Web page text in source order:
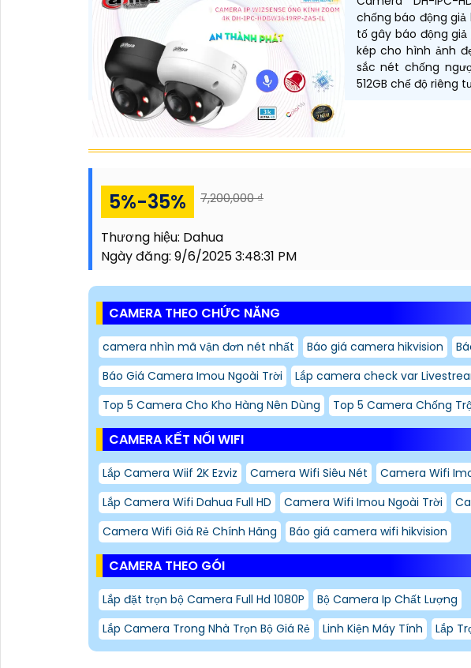
chống báo động
tố gây báo động giả
kép cho hình ảnh
sắc nét chống
512GB chế độ riêng
5%-35% 7,200,000 ₫
Thương hiệu: Dahua
Ngày đăng: 9/6/2025 3:48:31 PM
CAMERA THEO CHỨC NĂNG
camera nhìn mã vận đơn nét nhất Báo giá camera hikvision
Báo Giá Camera Imou Ngoài Trời
Lắp camera check var
Top 5 Camera Cho Kho Hàng Nên Dùng
Top 5 Camera Chống
CAMERA KẾT NỐI WIFI
Lắp Camera Wiif 2K Ezviz Camera Wifi Siêu Nét
Camera Wifi
Lắp Camera Wifi Dahua Full HD
Camera Wifi Imou Ngoài Trời
Camera Wifi Giá Rẻ Chính Hãng
Báo giá camera wifi hikvision
CAMERA THEO GÓI
Lắp đặt trọn bộ Camera Full Hd 1080P
Bộ Camera Ip Chất Lượng
Lắp Camera Trong Nhà Trọn Bộ Giá Rẻ
Linh Kiện Máy Tính Lắp